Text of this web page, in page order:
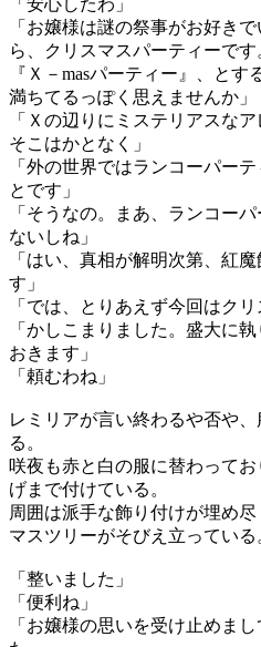
「安心したわ」
「お嬢様は謎の祭事がお好き
ら、クリスマスパーティーで
『Ｘ－masパーティー』、と
満ちてるっぽく思えませんか」
「Ｘの辺りにミステリアスな
そこはかとなく」
「外の世界ではランコーパー
とです」
「そうなの。まあ、ランコー
ないしね」
「はい、真相が解明次第、紅
す」
「では、とりあえず今回はク
「かしこまりました。盛大に
おきます」
「頼むわね」
レミリアが言い終わるや否や
る。
咲夜も赤と白の服に替わって
げまで付けている。
周囲は派手な飾り付けが埋め
マスツリーがそびえ立っている
「整いました」
「便利ね」
「お嬢様の思いを受け止めま